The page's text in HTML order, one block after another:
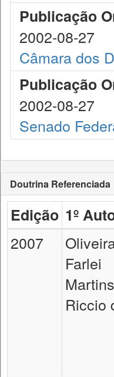
Publicação
2002-08-27
Câmara dos
Publicação
2002-08-27
Senado
Doutrina Referenciada
Edição 1º
2007
Farlei
Martins
Riccio